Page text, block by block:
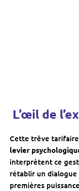
L’œil de
Cette trêve
levier
interprètent ce
rétablir un
premières